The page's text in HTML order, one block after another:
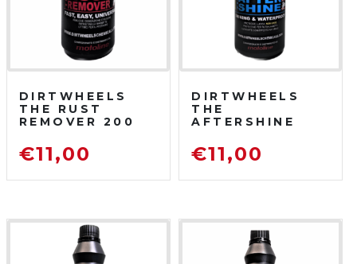
DIRTWHEELS
THE RUST
REMOVER 200
DISOSSIDANTE
RIMUOVI
€11,00
DIRTWHEELS
THE
AFTERSHINE
PROTETTIVO
LUCIDANTE
€11,00